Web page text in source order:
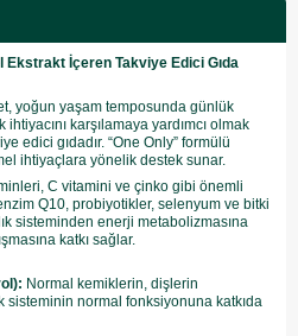
İçeren Takviye Edici Gıda
yoğun yaşam temposunda günlük
karşılamaya yardımcı olmak
edici gıdadır. “One Only” formülü
ihtiyaçlara yönelik destek sunar.
C vitamini ve çinko gibi önemli
Q10, probiyotikler, selenyum ve bitki
sisteminden enerji metabolizmasına
katkı sağlar.
Normal kemiklerin, dişlerin
sisteminin normal fonksiyonuna katkıda